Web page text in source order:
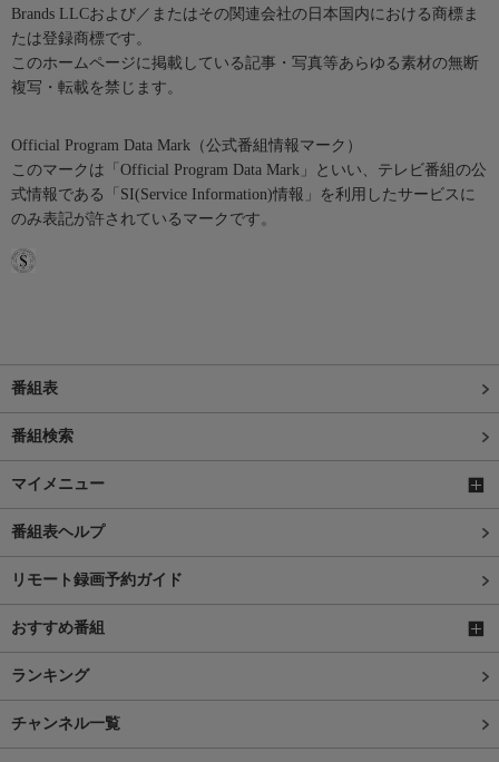
Brands LLCおよび／またはその関連会社の日本国内における商標ま
たは登録商標です。
このホームページに掲載している記事・写真等あらゆる素材の無断
複写・転載を禁じます。
Official Program Data Mark（公式番組情報マーク）
このマークは「Official Program Data Mark」といい、テレビ番組の公
式情報である「SI(Service Information)情報」を利用したサービスに
のみ表記が許されているマークです。
番組表
番組検索
マイメニュー
番組表ヘルプ
リモート録画予約ガイド
おすすめ番組
ランキング
チャンネル一覧